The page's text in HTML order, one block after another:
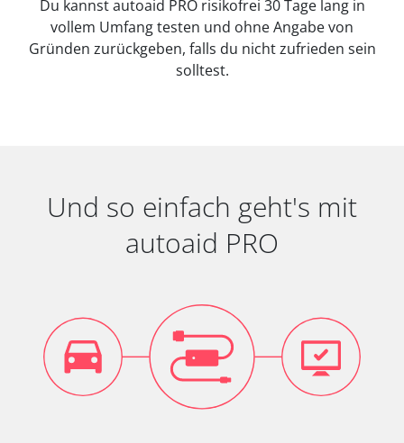
Du kannst autoaid PRO risikofrei 30 Tage lang in
vollem Umfang testen und ohne Angabe von
Gründen zurückgeben, falls du nicht zufrieden sein
solltest.
Und so einfach geht's mit
autoaid PRO